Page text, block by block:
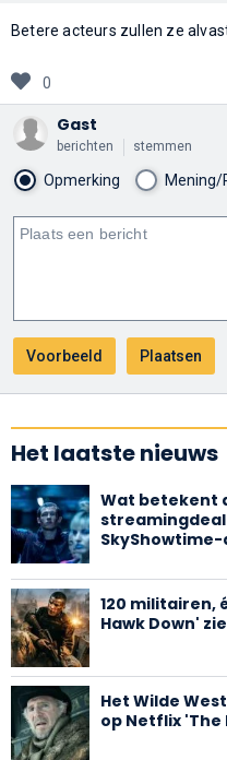
Betere acteurs zullen ze
0
Gast
berichten stemmen
Opmerking Mening/
Het laatste nieuws
Wat betekent
120 militairen,
Hawk Down'
Het Wilde
op Netflix 'The